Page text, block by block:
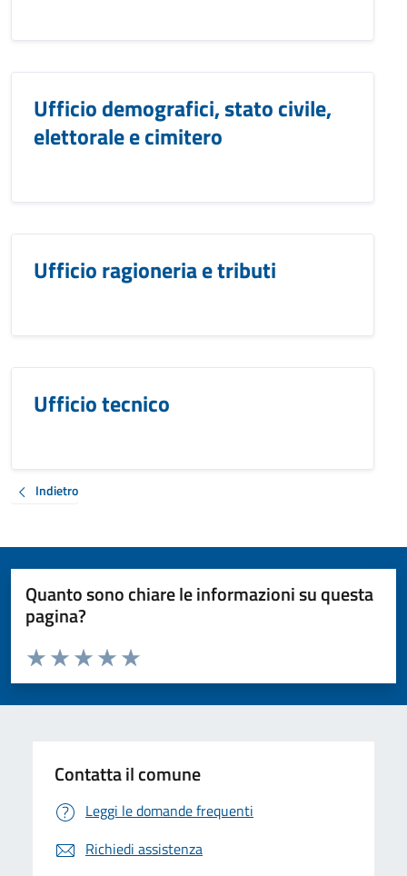
Ufficio demografici, stato civile,
elettorale e cimitero
Ufficio ragioneria e tributi
Ufficio tecnico
Indietro
Quanto sono chiare le informazioni su questa
pagina?
Valuta da 1 a 5 stelle la pagina
Valuta 5 stelle su 5
Valuta 4 stelle su 5
Valuta 3 stelle su 5
Valuta 2 stelle su 5
Valuta 1 stelle su 5
Contatta il comune
Leggi le domande frequenti
Richiedi assistenza